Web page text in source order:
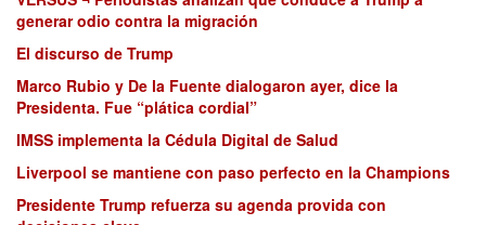
generar odio contra la migración
El discurso de Trump
Marco Rubio y De la Fuente dialogaron ayer, dice la
Presidenta. Fue “plática cordial”
IMSS implementa la Cédula Digital de Salud
Liverpool se mantiene con paso perfecto en la Champions
Presidente Trump refuerza su agenda provida con